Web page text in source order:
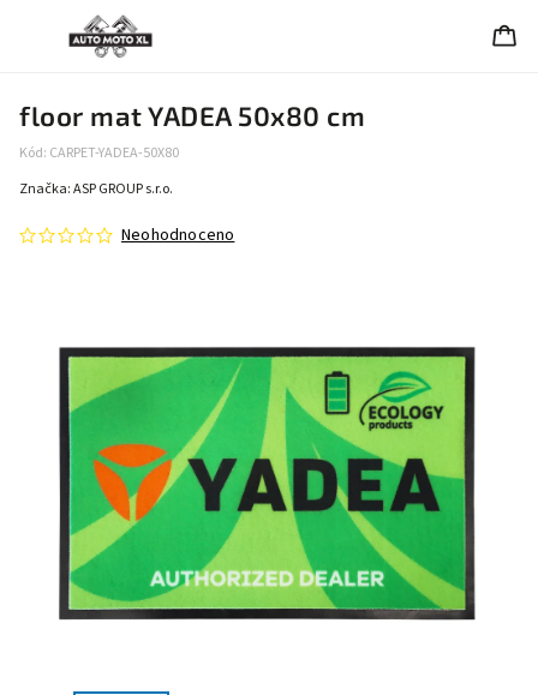
floor mat YADEA 50x80 cm
Kód: CARPET-YADEA-50X80
Neohodnoceno
Značka:ASP GROUP s.r.o.